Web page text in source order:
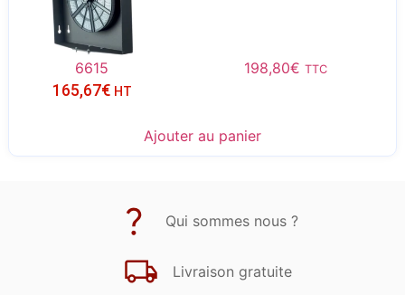
6615 198,80€ TTC
165,67€ HT
Ajouter au panier
Qui sommes nous ?
Livraison gratuite